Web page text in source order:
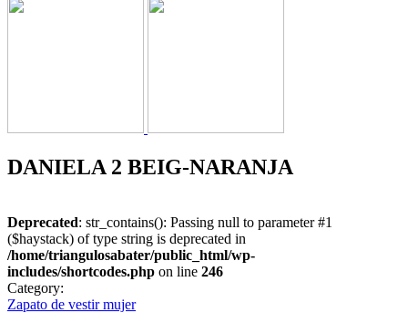
DANIELA 2 BEIG-NARANJA
Deprecated: str_contains(): Passing null to parameter #1
($haystack) of type string is deprecated in
/home/triangulosabater/public_html/wp-
includes/shortcodes.php on line 246
Category:
Zapato de vestir mujer